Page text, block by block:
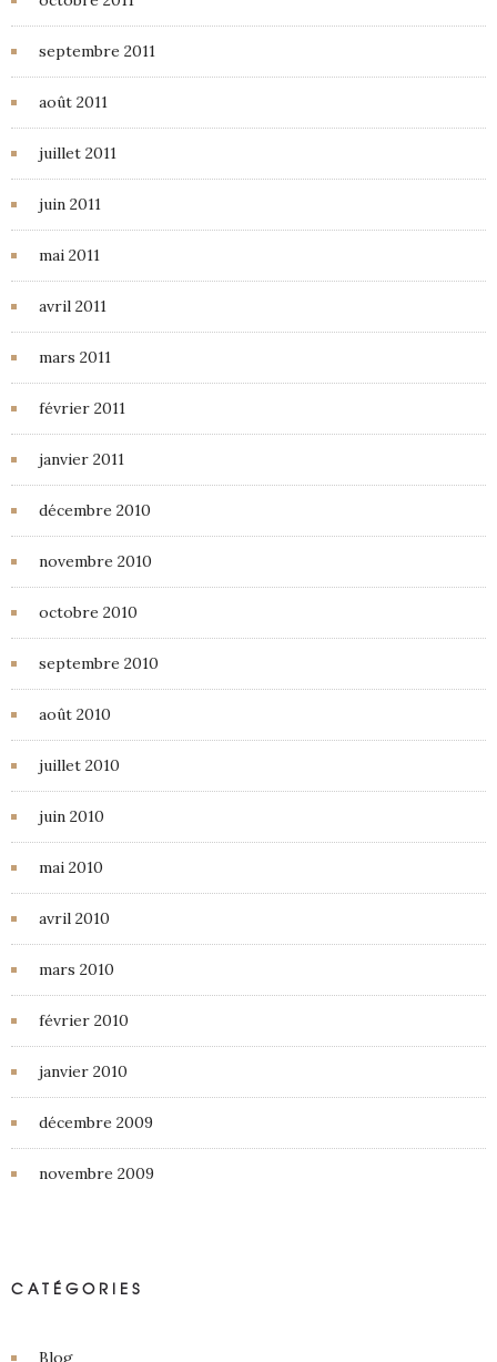
septembre 2011
août 2011
juillet 2011
juin 2011
mai 2011
avril 2011
mars 2011
février 2011
janvier 2011
décembre 2010
novembre 2010
octobre 2010
septembre 2010
août 2010
juillet 2010
juin 2010
mai 2010
avril 2010
mars 2010
février 2010
janvier 2010
décembre 2009
novembre 2009
CATÉGORIES
Blog